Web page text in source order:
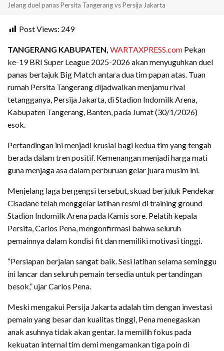
Jelang duel panas Persita Tangerang vs Persija Jakarta
Post Views: 249
TANGERANG KABUPATEN, WARTAXPRESS.com Pekan
ke-19 BRI Super League 2025-2026 akan menyuguhkan duel
panas bertajuk Big Match antara dua tim papan atas. Tuan
rumah Persita Tangerang dijadwalkan menjamu rival
tetangganya, Persija Jakarta, di Stadion Indomilk Arena,
Kabupaten Tangerang, Banten, pada Jumat (30/1/2026)
esok.
Pertandingan ini menjadi krusial bagi kedua tim yang tengah
berada dalam tren positif. Kemenangan menjadi harga mati
guna menjaga asa dalam perburuan gelar juara musim ini.
Menjelang laga bergengsi tersebut, skuad berjuluk Pendekar
Cisadane telah menggelar latihan resmi di training ground
Stadion Indomilk Arena pada Kamis sore. Pelatih kepala
Persita, Carlos Pena, mengonfirmasi bahwa seluruh
pemainnya dalam kondisi fit dan memiliki motivasi tinggi.
“Persiapan berjalan sangat baik. Sesi latihan selama seminggu
ini lancar dan seluruh pemain tersedia untuk pertandingan
besok,” ujar Carlos Pena.
Meski mengakui Persija Jakarta adalah tim dengan investasi
pemain yang besar dan kualitas tinggi, Pena menegaskan
anak asuhnya tidak akan gentar. Ia memilih fokus pada
kekuatan internal tim demi mengamankan tiga poin di